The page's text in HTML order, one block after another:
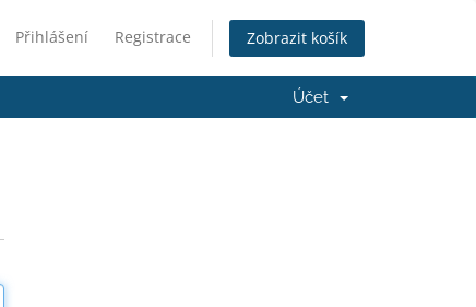
Přihlášení Registrace Zobrazit košík
Účet